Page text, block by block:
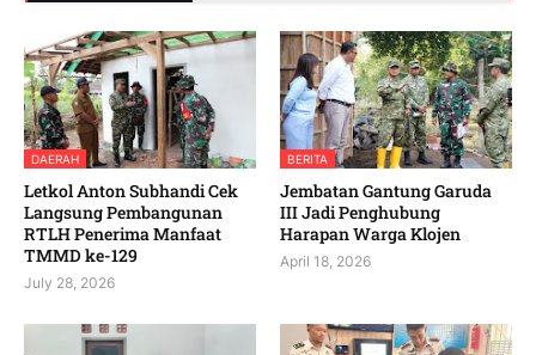
DAERAH
Letkol Anton Subhandi Cek
Langsung Pembangunan
RTLH Penerima Manfaat
TMMD ke-129
July 28, 2026
BERITA
Jembatan Gantung Garuda
III Jadi Penghubung
Harapan Warga Klojen
April 18, 2026